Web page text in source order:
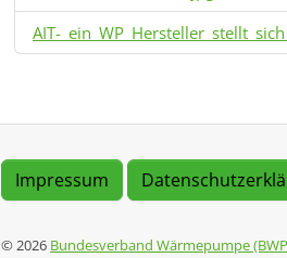
AIT-
Impressum
© 2026 Bundesverband Wärmepumpe